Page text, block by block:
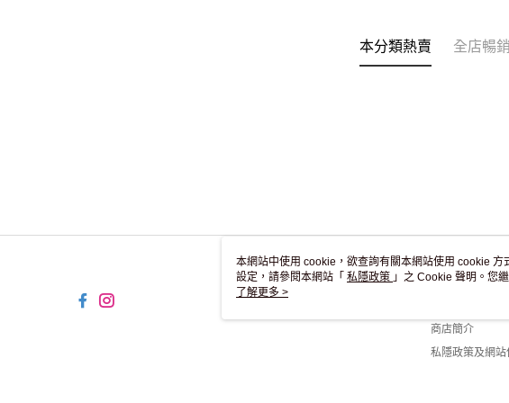
本分類熱賣 全店暢
關於我們
商店簡介
私隱政策及網站
本網站中使用 cookie，欲查詢有關本網站使用 cookie
設定，請參閱本網站「 私隱政策 」之 Cookie 聲明。您
用 cookie。
了解更多 >